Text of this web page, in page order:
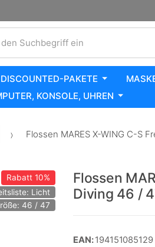
Suchbegriff ein
DISCOUNTED-PAKETE
KONSOLE, UHREN
Flossen MARES X-WING C-S
Rabatt10%
Licht
46 / 47
Flossen
Diving 46 /
EAN:194151085129